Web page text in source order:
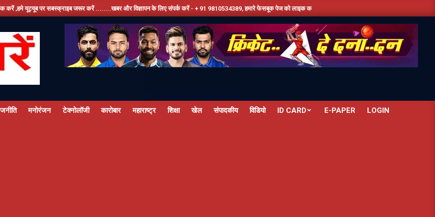
जरूर करें ........खबर और विज्ञापन के लिए संपर्क करें - + 91 9810534389, हमारे फेसबूक पेज को लाइक करें ,हमे यूट्यूब पर सबस्क्राइब जरूर करें,दिन भर की तमाम छोटी बड़ी खबरों के
Primary
मनोरंजन टेक्नोलॉजी कारोबार महाराष्ट्र शिक्षा खेल संपादकीय विडियो ID CARD E-PAPER LOGIN